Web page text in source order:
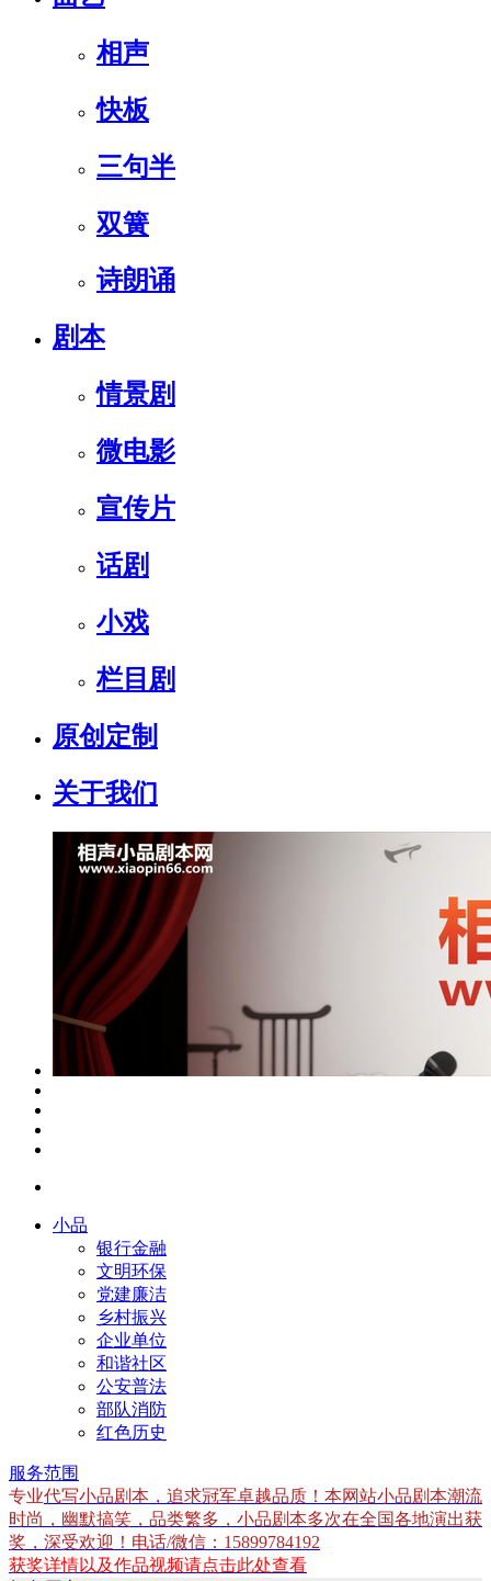
相声
快板
三句半
双簧
诗朗诵
剧本
情景剧
微电影
宣传片
话剧
小戏
栏目剧
原创定制
关于我们
小品
银行金融
文明环保
党建廉洁
乡村振兴
企业单位
和谐社区
公安普法
部队消防
红色历史
服务范围
专业代写小品剧本，追求冠军卓越品质！本网站小品剧本潮流
时尚，幽默搞笑，品类繁多，小品剧本多次在全国各地演出获
奖，深受欢迎！电话/微信：15899784192
获奖详情以及作品视频请点击此处查看